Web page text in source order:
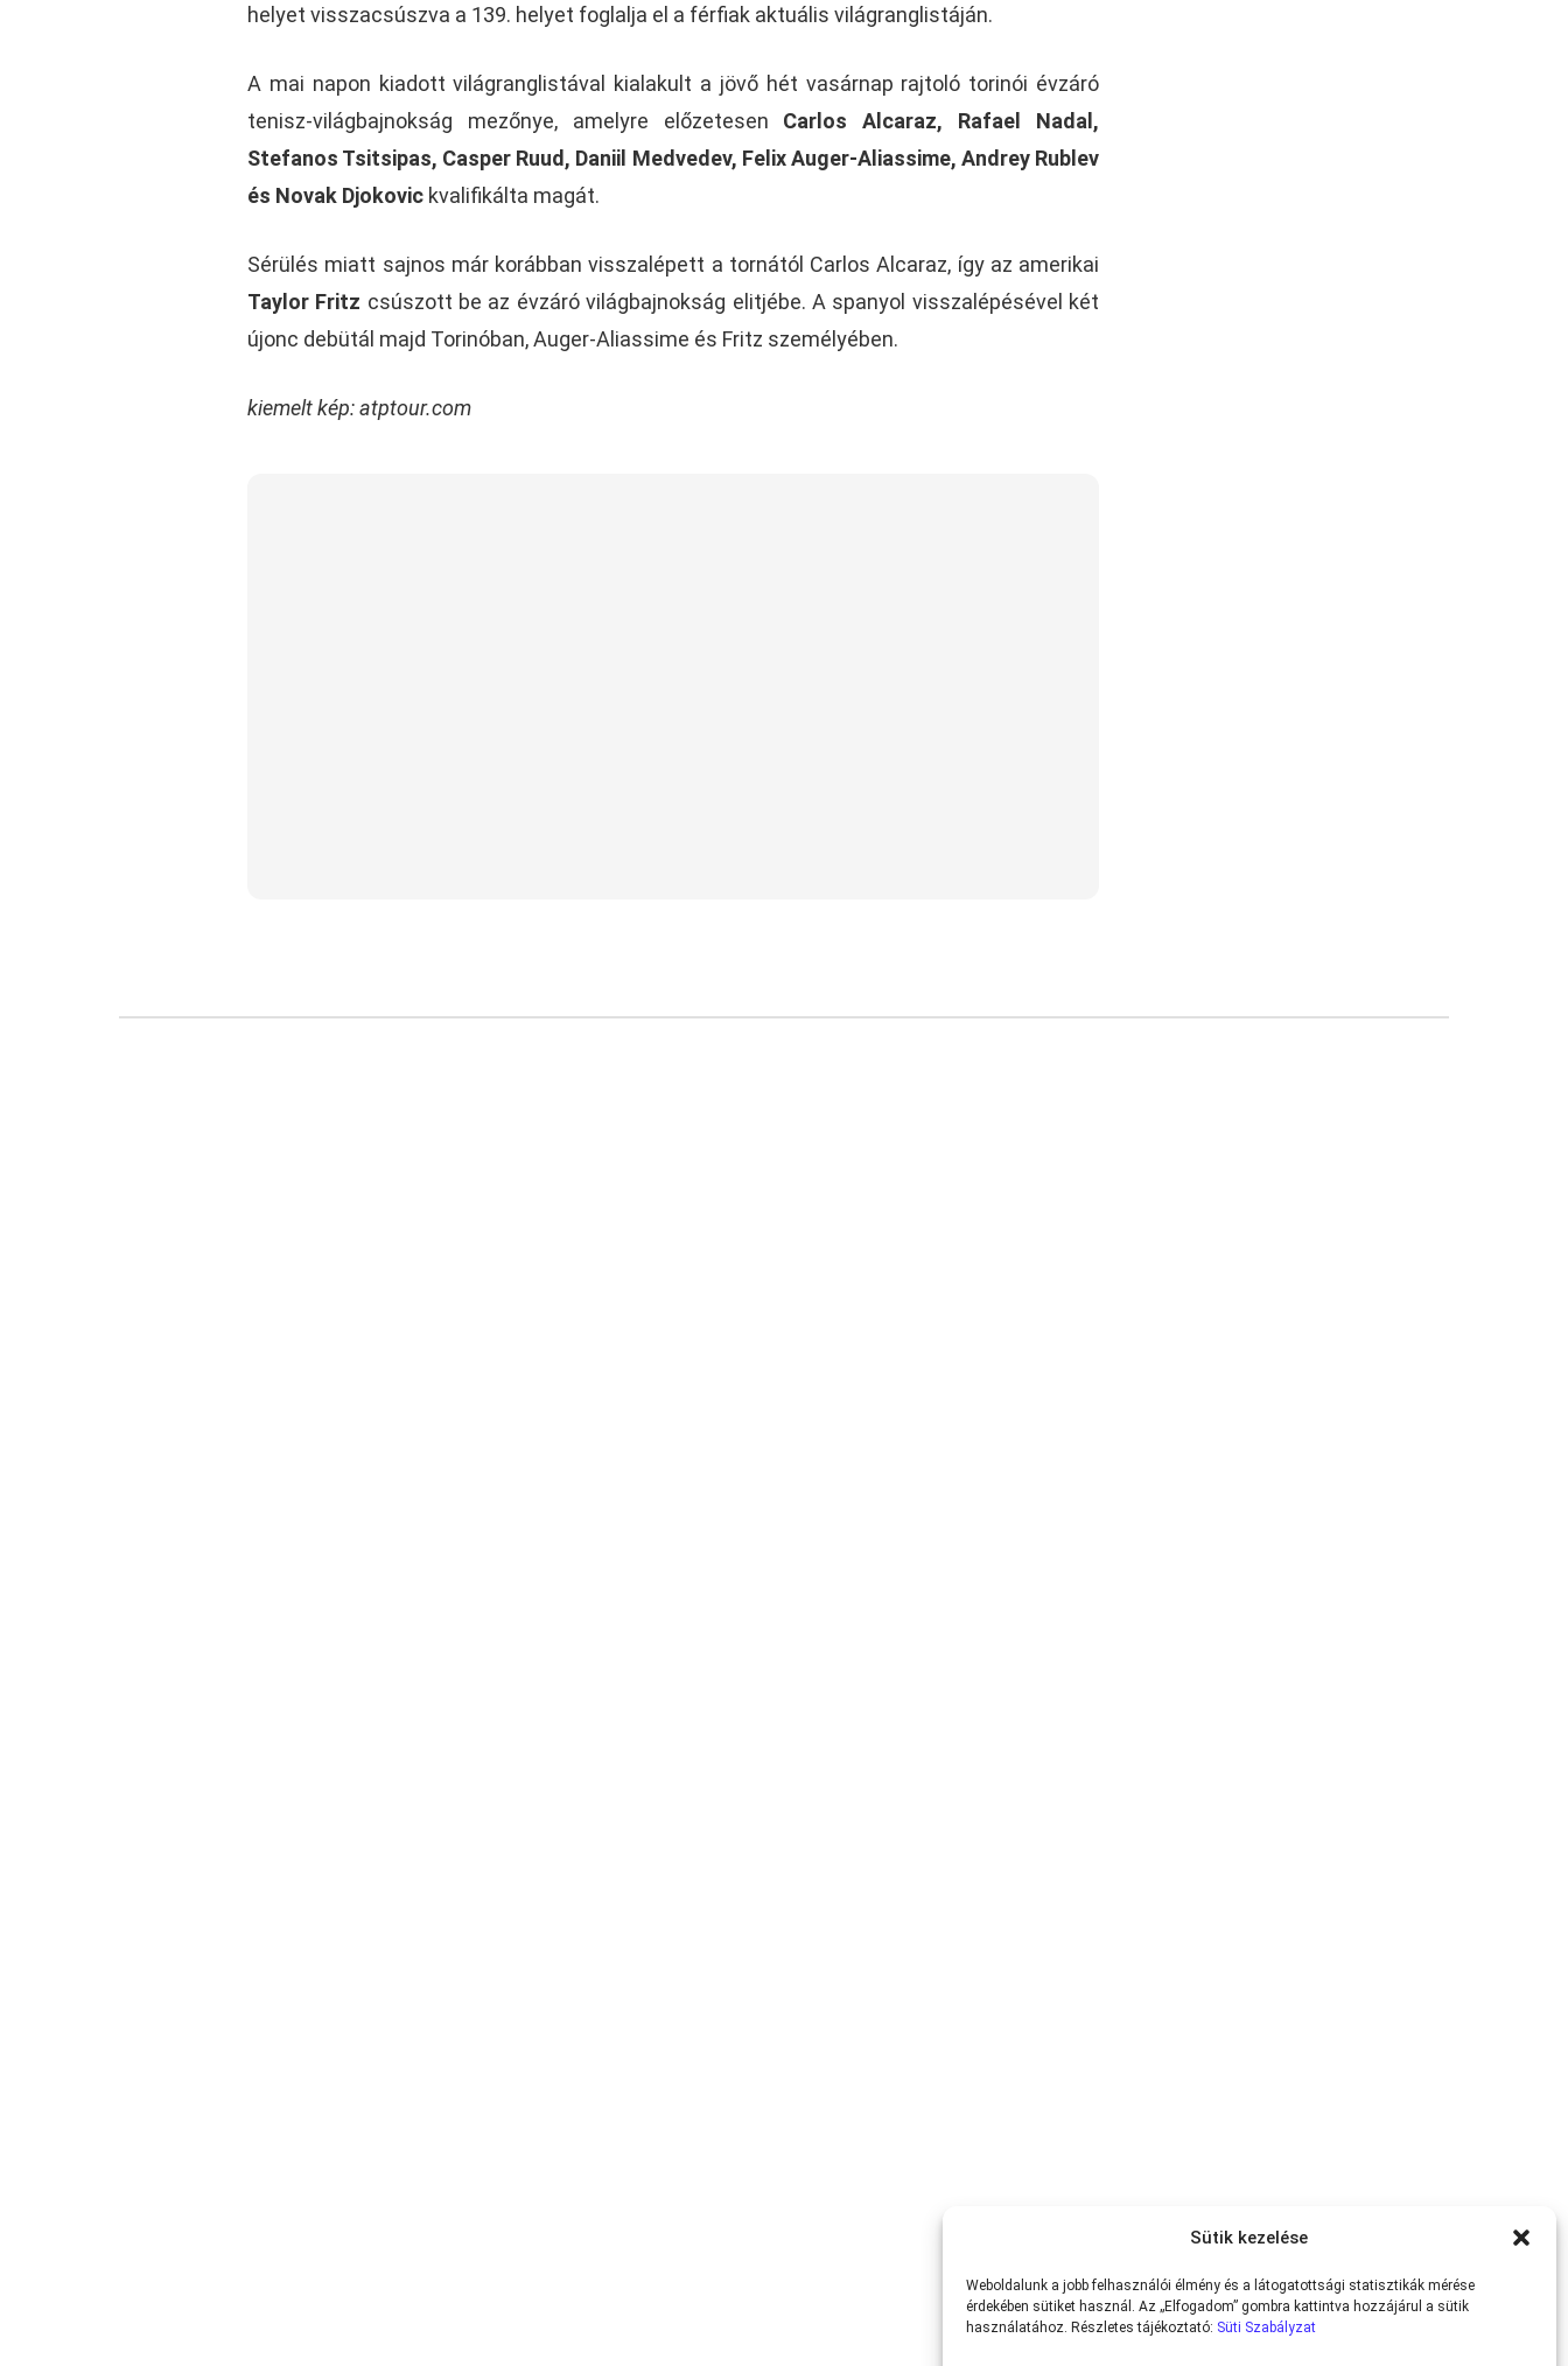
Sütik kezelése
Weboldalunk a jobb felhasználói élmény és a látogatottsági statisztikák mérése
érdekében sütiket használ. Az „Elfogadom” gombra kattintva hozzájárul a sütik
használatához. Részletes tájékoztató: Süti Szabályzat
helyet visszacsúszva a 139. helyet foglalja el a férfiak aktuális világranglistáján.
A mai napon kiadott világranglistával kialakult a jövő hét vasárnap rajtoló torinói évzáró
tenisz-világbajnokság mezőnye, amelyre előzetesen Carlos Alcaraz, Rafael Nadal,
Stefanos Tsitsipas, Casper Ruud, Daniil Medvedev, Felix Auger-Aliassime, Andrey Rublev
és Novak Djokovic kvalifikálta magát.
Sérülés miatt sajnos már korábban visszalépett a tornától Carlos Alcaraz, így az amerikai
Taylor Fritz csúszott be az évzáró világbajnokság elitjébe. A spanyol visszalépésével két
újonc debütál majd Torinóban, Auger-Aliassime és Fritz személyében.
kiemelt kép: atptour.com